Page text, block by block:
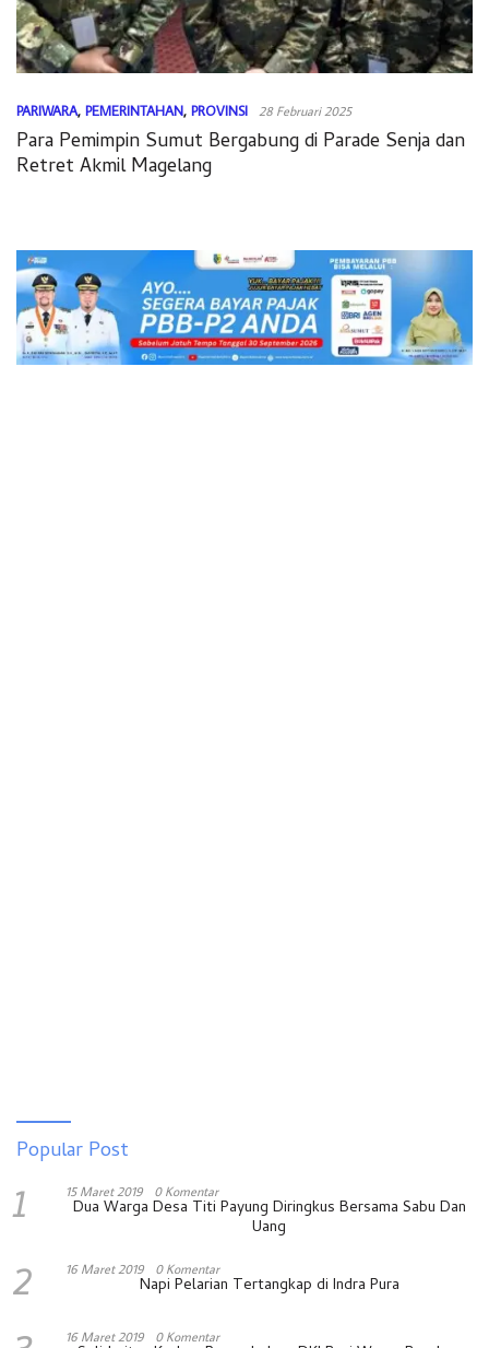
PARIWARA, PEMERINTAHAN, PROVINSI 28 Februari 2025
Para Pemimpin Sumut Bergabung di Parade Senja dan
Retret Akmil Magelang
Popular Post
1 15 Maret 2019 0 Komentar
Dua Warga Desa Titi Payung Diringkus Bersama Sabu Dan
Uang
2 16 Maret 2019 0 Komentar
Napi Pelarian Tertangkap di Indra Pura
16 Maret 2019 0 Komentar